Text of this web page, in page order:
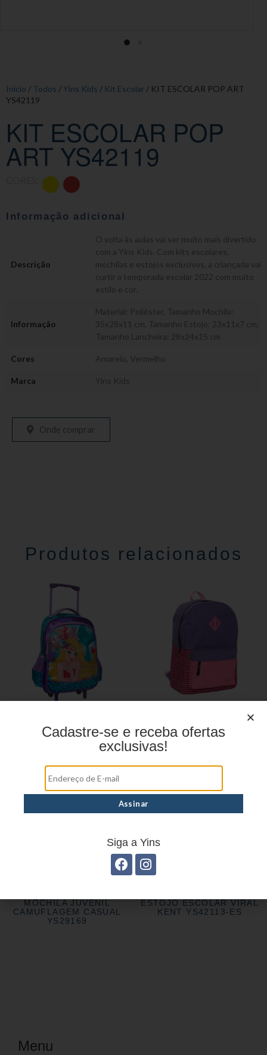
Início / Todos /Yins Kids / Kit Escolar / KIT ESCOLAR POP ART
YS42119
KIT ESCOLAR POP
ART YS42119
Informação adicional
Descrição
O volta às aulas vai ser muito mais divertido
com a Yins Kids. Com kits escolares,
mochilas e estojos exclusivos, a criançada vai
curtir a temporada escolar 2022 com muito
estilo e cor.
Informação
Material: Poliéster, Tamanho Mochila:
35x28x11 cm, Tamanho Estojo: 23x11x7 cm,
Tamanho Lancheira: 28x24x15 cm
Cores Amarelo Vermelho
Marca Yins Kids
Onde comprar
Produtos relacionados
YS42121
YS29228
MOCHILA JUVENIL
CAMUFLAGEM CASUAL
YS29169
ESTOJO ESCOLAR VIRAL
KENT YS42113-ES
Menu
Cadastre-se e receba ofertas
exclusivas!
Siga a Yins